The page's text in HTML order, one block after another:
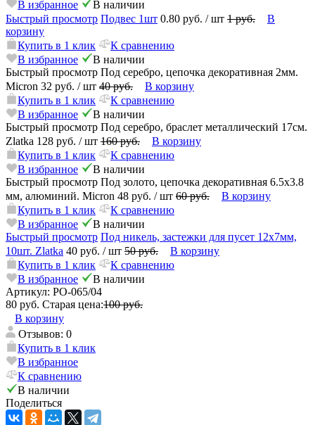
В избранное
В наличии
Быстрый просмотр Подвес 1шт 0.80 руб. / шт 1 руб.
В
корзину
Купить в 1 клик
К сравнению
В избранное
В наличии
Быстрый просмотр Под серебро, цепочка декоративная 2мм.
Micron 32 руб. / шт 40 руб.
В корзину
Купить в 1 клик
К сравнению
В избранное
В наличии
Быстрый просмотр Под серебро, браслет металлический 17см.
Zlatka 128 руб. / шт 160 руб.
В корзину
Купить в 1 клик
К сравнению
В избранное
В наличии
Быстрый просмотр Под золото, цепочка декоративная 6.5х3.8
мм, алюминий. Micron 48 руб. / шт 60 руб.
В корзину
Купить в 1 клик
К сравнению
В избранное
В наличии
Быстрый просмотр Под никель, застежки для пусет 12х7мм,
10шт. Zlatka 40 руб. / шт 50 руб.
В корзину
Купить в 1 клик
К сравнению
В избранное
В наличии
Артикул: PO-065/04
80 руб. Старая цена:100 руб.
В корзину
Отзывов: 0
Купить в 1 клик
В избранное
К сравнению
В наличии
Поделиться